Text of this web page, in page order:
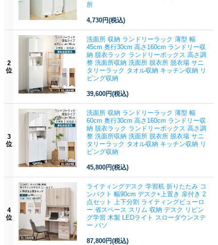
所
4,730円(税込)
2
位
洗面所 収納 ランドリーラック 薄型 幅
45cm 奥行30cm 高さ160cm ランドリー収
納 脱衣ラック ランドリーボックス 高さ調
整 洗面所収納 洗面所 脱衣所 脱衣場 サニ
タリーラック タオル収納 キッチン収納 リ
ビング収納
39,600円(税込)
3
位
洗面所 収納 ランドリーラック 薄型 幅
60cm 奥行30cm 高さ160cm ランドリー収
納 脱衣ラック ランドリーボックス 高さ調
整 洗面所収納 洗面所 脱衣所 脱衣場 サニ
タリーラック タオル収納 キッチン収納 リ
ビング収納
45,800円(税込)
4
位
ライティングデスク 学習机 折りたたみ コ
ンパクト 幅90cm デスク+上置き 扉付き 2
点セット 上下分割 ライティングビューロ
ー 省スペース スリム 収納 デスク リビン
グ学習 木製 LEDライト スローダウンステ
ー パソ
87,800円(税込)